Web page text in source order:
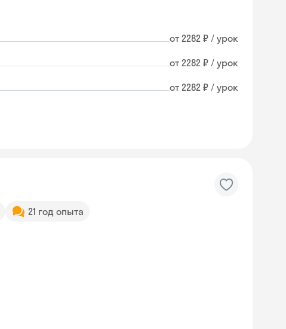
от 2282 ₽ / урок
от 2282 ₽ / урок
от 2282 ₽ / урок
21 год опыта